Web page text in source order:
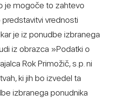
je mogoče to zahtevo
vrednosti
je iz ponudbe izbranega
iz obrazca »Podatki o
Rok Primožič, s.p. ni
ki jih bo izvedel ta
izbranega ponudnika